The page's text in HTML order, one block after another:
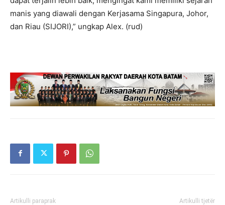
manis yang diawali dengan Kerjasama Singapura, Johor,
dan Riau (SIJORI),” ungkap Alex. (rud)
Artikulli paraprak Artikulli tjetër